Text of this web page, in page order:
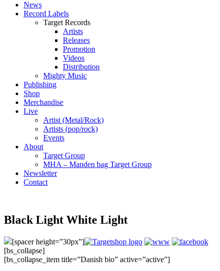
News
Record Labels
Target Records
Artists
Releases
Promotion
Videos
Distribution
Mighty Music
Publishing
Shop
Merchandise
Live
Artist (Metal/Rock)
Artists (pop/rock)
Events
About
Target Group
MHA – Manden bag Target Group
Newsletter
Contact
Black Light White Light
[spacer height=”30px”]
[bs_collapse]
[bs_collapse_item title=”Danish bio” active=”active”]